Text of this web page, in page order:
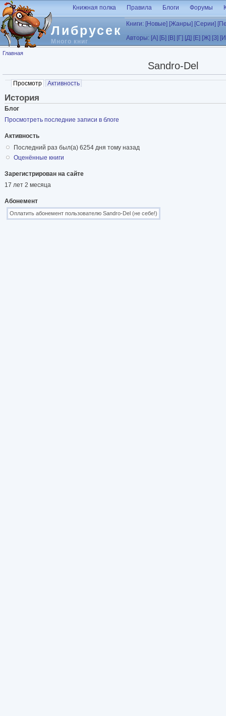
Перейти к основному содержанию
Либрусек
Много книг
Книжная полка Правила Блоги Форумы
Книги: [Новые] [Жанры] [Серии]
Авторы: [А] [Б] [В] [Г] [Д] [Е] [Ж] [З]
Вы здесь
Главная
Sandro-Del
Главные вкладки
Просмотр (активная вкладка)
Активность
История
Блог
Просмотреть последние записи в блоге
Активность
Последний раз был(а) 6254 дня тому назад
Оценённые книги
Зарегистрирован на сайте
17 лет 2 месяца
Абонемент